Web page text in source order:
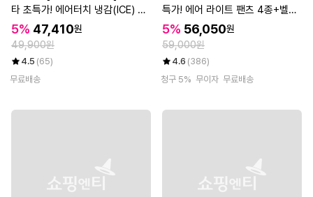
타 초특가! 에어터치 냉감(ICE) 티
셔츠 6종, 남성
5% 47,410원
49,900원
4.5 (65)
무료배송
특가! 에어 라이트 팬츠 4종+벨트
1종, 남성
5% 56,050원
59,000원
4.6 (386)
청구 5% 무이자 무료배송